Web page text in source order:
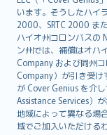
います。そうしたハイ
2000、SRTC 2000 ま
ハイオ州コロンバスの
ン州では、補償はオハ
Company および同州
Company）が引き受け
が Cover Genius を介
Assistance Services）
地域によって異なる場
域でご加入いただける
eesti
Ελληνικά
Magyar
Íslenska
Bahasa Indonesia
latviešu
Lietuviškai